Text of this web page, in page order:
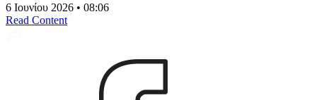
6 Ιουνίου 2026 • 08:06
Read Content